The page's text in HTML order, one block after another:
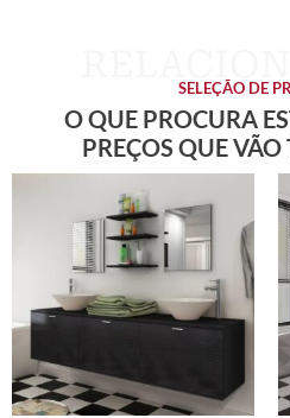
SELEÇÃO DE
O QUE PROCURA
PREÇOS QUE